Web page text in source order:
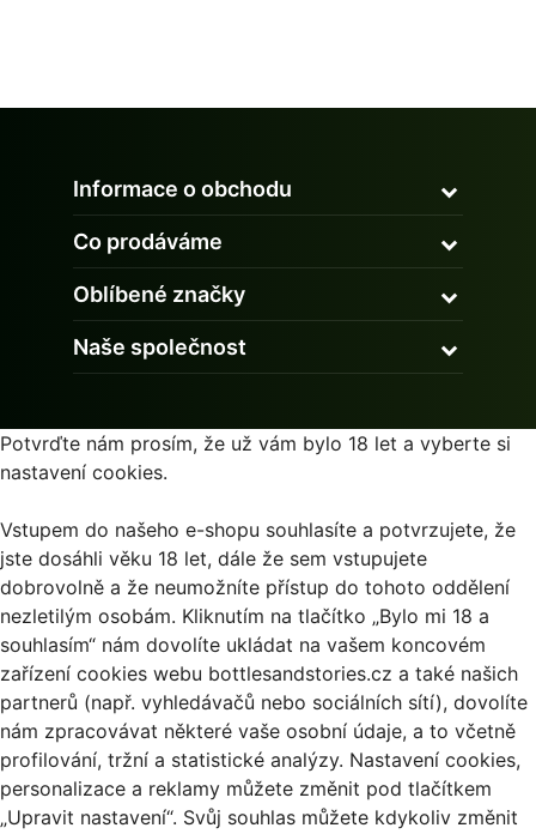
Informace o obchodu
Co prodáváme
Oblíbené značky
Naše společnost
Potvrďte nám prosím, že už vám bylo 18 let a vyberte si
nastavení cookies.
Vstupem do našeho e-shopu souhlasíte a potvrzujete, že
jste dosáhli věku 18 let, dále že sem vstupujete
dobrovolně a že neumožníte přístup do tohoto oddělení
nezletilým osobám. Kliknutím na tlačítko „Bylo mi 18 a
souhlasím“ nám dovolíte ukládat na vašem koncovém
zařízení cookies webu bottlesandstories.cz a také našich
partnerů (např. vyhledávačů nebo sociálních sítí), dovolíte
nám zpracovávat některé vaše osobní údaje, a to včetně
profilování, tržní a statistické analýzy. Nastavení cookies,
personalizace a reklamy můžete změnit pod tlačítkem
„Upravit nastavení“. Svůj souhlas můžete kdykoliv změnit